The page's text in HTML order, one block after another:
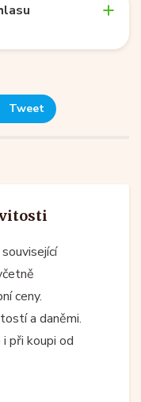
Tweet
ceny.
a daněmi.
při koupi od